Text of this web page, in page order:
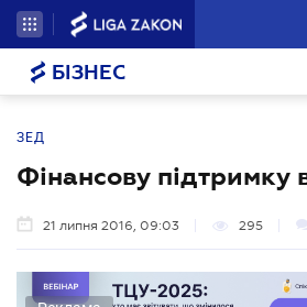
БІЗНЕС
ЗЕД
Фінансову підтримку
21 липня 2016, 09:03 295